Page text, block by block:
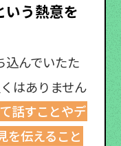
いう熱意を
込んでいたた
はありません
話すことやデ
を伝えること